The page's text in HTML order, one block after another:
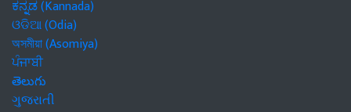
ಕನ್ನಡ (Kannada)
ଓଡିଆ (Odia)
অসমীয়া (Asomiya)
ਪੰਜਾਬੀ
తెలుగు
ગુજરાતી